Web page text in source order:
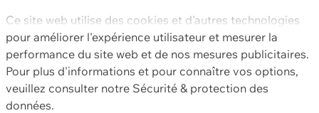
Ce site web utilise des cookies et d'autres technologies
pour améliorer l'expérience utilisateur et mesurer la
performance du site web et de nos mesures publicitaires.
Pour plus d'informations et pour connaître vos options,
veuillez consulter notre Sécurité & protection des
données.